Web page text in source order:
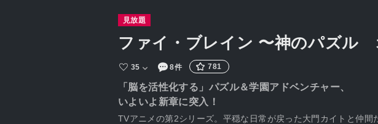
見放題
ファイ・ブレイン 〜神のパズル
35 8件 781
「脳を活性化する」パズル＆学園アドベンチャー、
いよいよ新章に突入！
TVアニメの第2シリーズ。平穏な日常が戻った大門カイトと仲